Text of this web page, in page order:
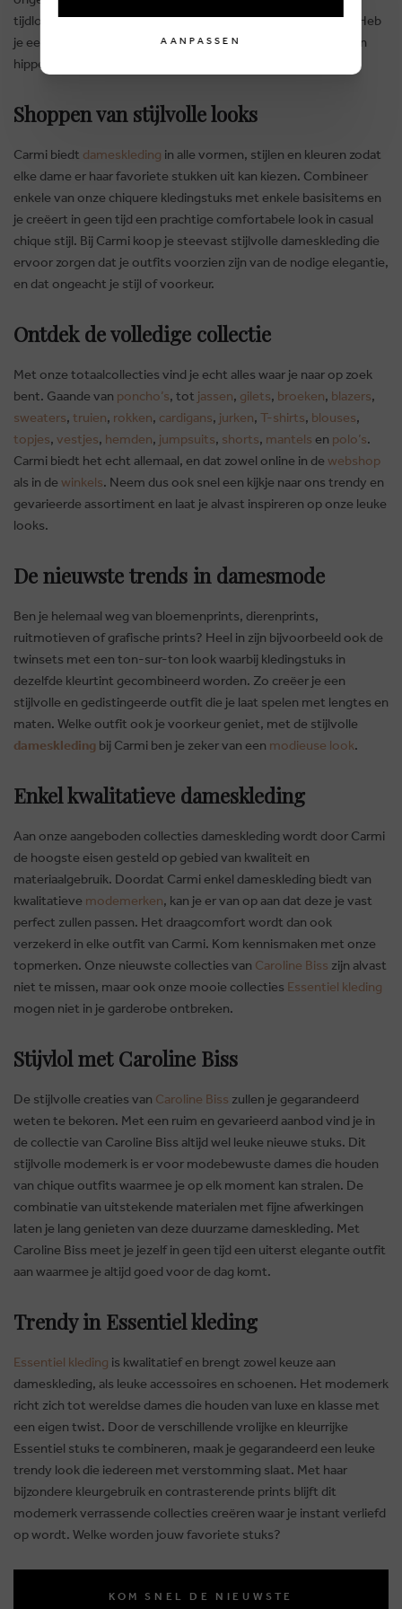
tijdlozekokerjurk, eleganteblouseen mooi passendeblazer
. Heb
je een receptie of feest in het vooruitzicht, overweeg dan een
hippe
Shoppen van stijlvolle looks
Carmi biedt dameskleding in alle vormen, stijlen en kleuren zodat
elke dame er haar favoriete stukken uit kan kiezen. Combineer
enkele van onze chiquere kledingstuks met enkele basisitems en
je creëert in geen tijd een prachtige comfortabele look in casual
chique stijl. Bij Carmi koop je steevast stijlvolle dameskleding die
ervoor zorgen dat je outfits voorzien zijn van de nodige elegantie,
en dat ongeacht je stijl of voorkeur.
Ontdek de volledige collectie
Met onze totaalcollecties vind je echt alles waar je naar op zoek
bent. Gaande van poncho’s, tot jassen, gilets, broeken, blazers,
sweaters, truien, rokken, cardigans, jurken, T-shirts, blouses,
topjes, vestjes, hemden, jumpsuits, shorts, mantels en polo’s.
Carmi biedt het echt allemaal, en dat zowel online in de webshop
als in de winkels. Neem dus ook snel een kijkje naar ons trendy en
gevarieerde assortiment en laat je alvast inspireren op onze leuke
looks.
De nieuwste trends in damesmode
Ben je helemaal weg van bloemenprints, dierenprints,
ruitmotieven of grafische prints? Heel in zijn bijvoorbeeld ook de
twinsets met een ton-sur-ton look waarbij kledingstuks in
dezelfde kleurtint gecombineerd worden. Zo creëer je een
stijlvolle en gedistingeerde outfit die je laat spelen met lengtes en
maten. Welke outfit ook je voorkeur geniet, met de stijlvolle
dameskleding bij Carmi ben je zeker van een modieuse look.
Enkel kwalitatieve dameskleding
Aan onze aangeboden collecties dameskleding wordt door Carmi
de hoogste eisen gesteld op gebied van kwaliteit en
materiaalgebruik. Doordat Carmi enkel dameskleding biedt van
kwalitatieve modemerken, kan je er van op aan dat deze je vast
perfect zullen passen. Het draagcomfort wordt dan ook
verzekerd in elke outfit van Carmi. Kom kennismaken met onze
topmerken. Onze nieuwste collecties van Caroline Biss zijn alvast
niet te missen, maar ook onze mooie collecties Essentiel kleding
mogen niet in je garderobe ontbreken.
Stijvlol met Caroline Biss
De stijlvolle creaties van Caroline Biss zullen je gegarandeerd
weten te bekoren. Met een ruim en gevarieerd aanbod vind je in
de collectie van Caroline Biss altijd wel leuke nieuwe stuks. Dit
stijlvolle modemerk is er voor modebewuste dames die houden
van chique outfits waarmee je op elk moment kan stralen. De
combinatie van uitstekende materialen met fijne afwerkingen
laten je lang genieten van deze duurzame dameskleding. Met
Caroline Biss meet je jezelf in geen tijd een uiterst elegante outfit
aan waarmee je altijd goed voor de dag komt.
Trendy in Essentiel kleding
Essentiel kleding is kwalitatief en brengt zowel keuze aan
dameskleding, als leuke accessoires en schoenen. Het modemerk
richt zich tot wereldse dames die houden van luxe en klasse met
een eigen twist. Door de verschillende vrolijke en kleurrijke
Essentiel stuks te combineren, maak je gegarandeerd een leuke
trendy look die iedereen met verstomming slaat. Met haar
bijzondere kleurgebruik en contrasterende prints blijft dit
modemerk verrassende collecties creëren waar je instant verliefd
op wordt. Welke worden jouw favoriete stuks?
KOM SNEL DE NIEUWSTE
AANPASSEN